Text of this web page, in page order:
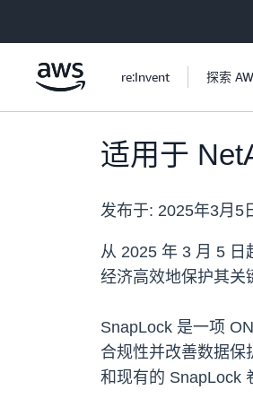
re:Invent 探索
适用于
发布于: 2025年3月5
从 2025 年 3 月 5 日
经济高效地保护其关
SnapLock 是一项
合规性并改善数据保
和现有的 SnapLock